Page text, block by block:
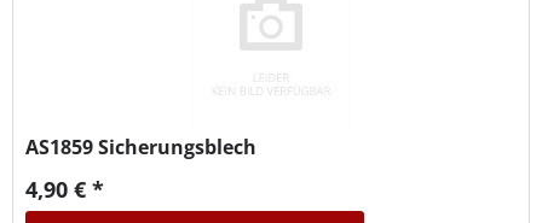
AS1859Sicherungsblech
4,90 € *